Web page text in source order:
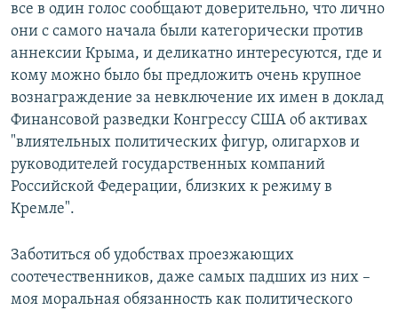
все в один голос cообщают доверительно, что лично
они с самого начала были категорически против
аннексии Крыма, и деликатно интересуются, где и
кому можно было бы предложить очень крупное
вознаграждение за невключение их имен в доклад
Финансовой разведки Конгрессу США об активах
"влиятельных политических фигур, олигархов и
руководителей государственных компаний
Российской Федерации, близких к режиму в
Кремле".
Заботиться об удобствах проезжающих
соотечественников, даже самых падших из них –
моя моральная обязанность как политического